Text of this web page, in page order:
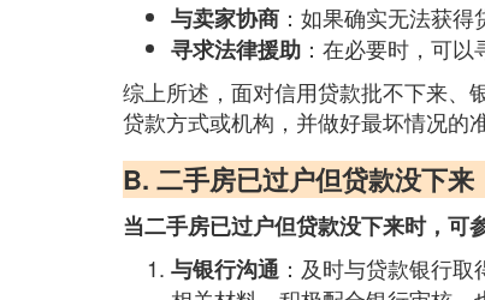
与卖家协商 ：如果确实无法获
寻求法律援助 ：在必要时，可
综上所述，面对信用贷款批不下来、
贷款方式或机构，并做好最坏情况的准
B. 二手房已过户但贷款没下来
当二手房已过户但贷款没下来时，可
与银行沟通 ：及时与贷款银行